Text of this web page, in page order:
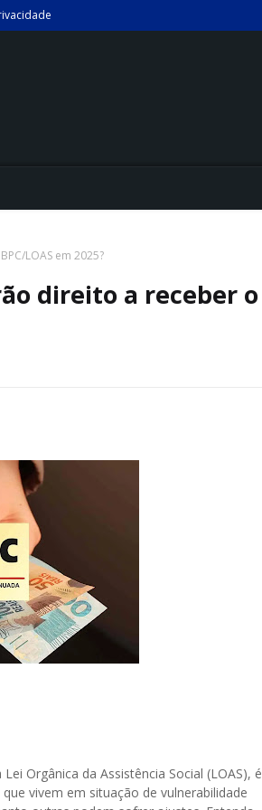
LOAS em 2025?
direito a receber o
Orgânica da Assistência Social (LOAS), é
vivem em situação de vulnerabilidade